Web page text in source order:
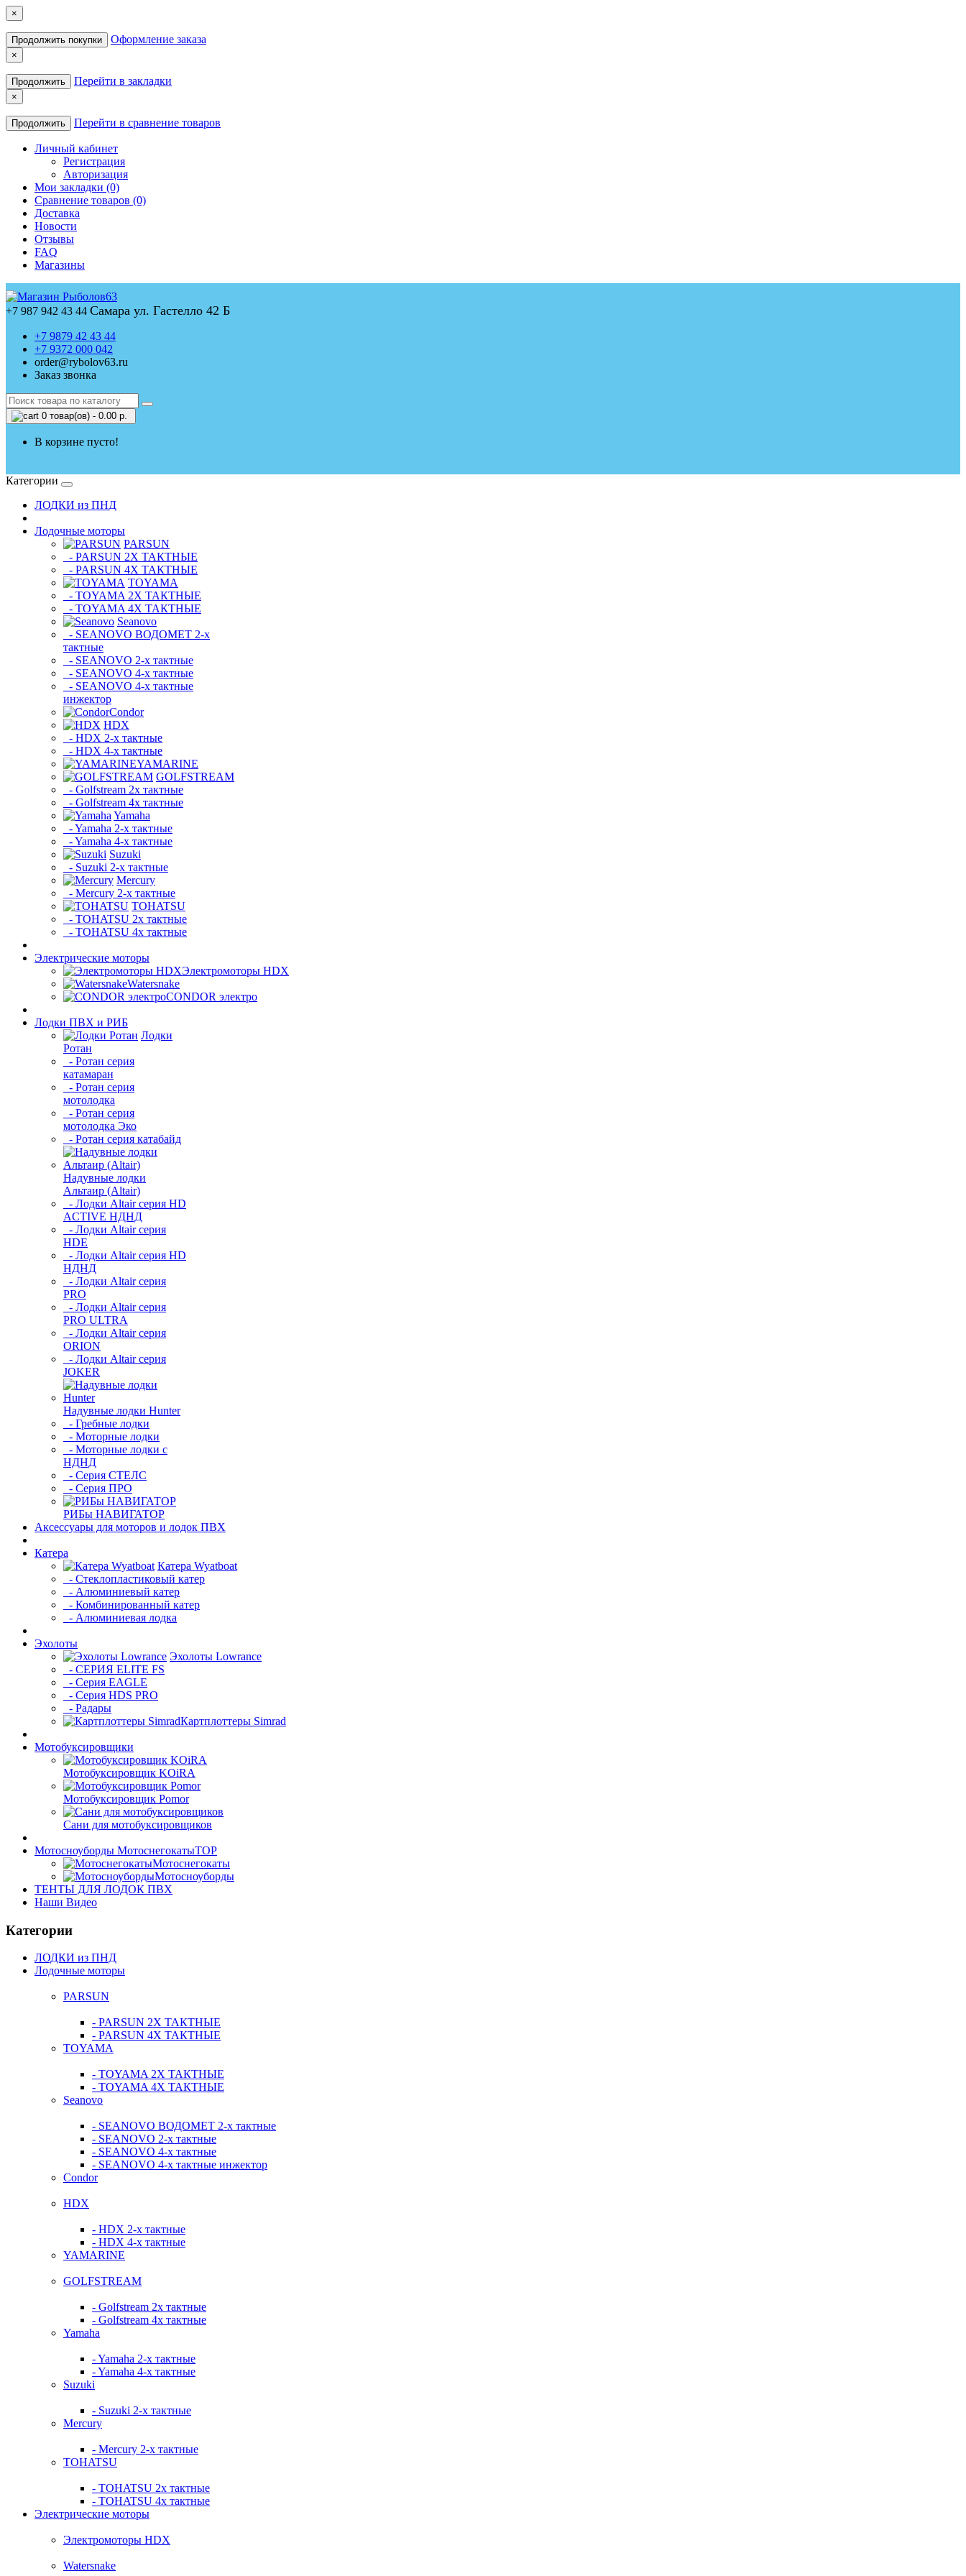
×
Продолжить покупки Оформление заказа
×
Продолжить Перейти в закладки
×
Продолжить Перейти в сравнение товаров
Личный кабинет
Регистрация
Авторизация
Мои закладки (0)
Сравнение товаров (0)
Доставка
Новости
Отзывы
FAQ
Магазины
+7 987 942 43 44 Самара ул. Гастелло 42 Б
+7 9879 42 43 44
+7 9372 000 042
order@rybolov63.ru
Заказ звонка
0 товар(ов) - 0.00 р.
В корзине пусто!
Категории
ЛОДКИ из ПНД
Лодочные моторы
PARSUN
- PARSUN 2Х ТАКТНЫЕ
- PARSUN 4Х ТАКТНЫЕ
TOYAMA
- TOYAMA 2Х ТАКТНЫЕ
- TOYAMA 4Х ТАКТНЫЕ
Seanovo
- SEANOVO ВОДОМЕТ 2-х
тактные
- SEANOVO 2-х тактные
- SEANOVO 4-х тактные
- SEANOVO 4-х тактные
инжектор
Condor
HDX
- HDX 2-х тактные
- HDX 4-х тактные
YAMARINE
GOLFSTREAM
- Golfstream 2х тактные
- Golfstream 4х тактные
Yamaha
- Yamaha 2-х тактные
- Yamaha 4-х тактные
Suzuki
- Suzuki 2-х тактные
Mercury
- Mercury 2-х тактные
TOHATSU
- TOHATSU 2х тактные
- TOHATSU 4х тактные
Электрические моторы
Электромоторы HDX
Watersnake
CONDOR электро
Лодки ПВХ и РИБ
Лодки
Ротан
- Ротан серия
катамаран
- Ротан серия
мотолодка
- Ротан серия
мотолодка Эко
- Ротан серия катабайд
Надувные лодки
Альтаир (Altair)
- Лодки Altair серия HD
ACTIVE НДНД
- Лодки Altair серия
HDE
- Лодки Altair серия HD
НДНД
- Лодки Altair серия
PRO
- Лодки Altair серия
PRO ULTRA
- Лодки Altair серия
ORION
- Лодки Altair серия
JOKER
Надувные лодки Hunter
- Гребные лодки
- Моторные лодки
- Моторные лодки с
НДНД
- Серия СТЕЛС
- Серия ПРО
РИБы НАВИГАТОР
Аксессуары для моторов и лодок ПВХ
Катера
Катера Wyatboat
- Cтеклопластиковый катер
- Алюминиевый катер
- Комбинированный катер
- Алюминиевая лодка
Эхолоты
Эхолоты Lowrance
- СЕРИЯ ELITE FS
- Серия EAGLE
- Серия HDS PRO
- Радары
Картплоттеры Simrad
Мотобуксировщики
Мотобуксировщик KOiRA
Мотобуксировщик Pomor
Сани для мотобуксировщиков
Мотосноуборды МотоснегокатыTOP
Мотоснегокаты
Мотосноуборды
ТЕНТЫ ДЛЯ ЛОДОК ПВХ
Наши Видео
Категории
ЛОДКИ из ПНД
Лодочные моторы
PARSUN
- PARSUN 2Х ТАКТНЫЕ
- PARSUN 4Х ТАКТНЫЕ
TOYAMA
- TOYAMA 2Х ТАКТНЫЕ
- TOYAMA 4Х ТАКТНЫЕ
Seanovo
- SEANOVO ВОДОМЕТ 2-х тактные
- SEANOVO 2-х тактные
- SEANOVO 4-х тактные
- SEANOVO 4-х тактные инжектор
Condor
HDX
- HDX 2-х тактные
- HDX 4-х тактные
YAMARINE
GOLFSTREAM
- Golfstream 2х тактные
- Golfstream 4х тактные
Yamaha
- Yamaha 2-х тактные
- Yamaha 4-х тактные
Suzuki
- Suzuki 2-х тактные
Mercury
- Mercury 2-х тактные
TOHATSU
- TOHATSU 2х тактные
- TOHATSU 4х тактные
Электрические моторы
Электромоторы HDX
Watersnake